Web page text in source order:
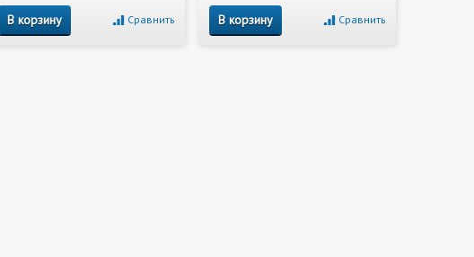
В корзину Сравнить В корзину Сравнить